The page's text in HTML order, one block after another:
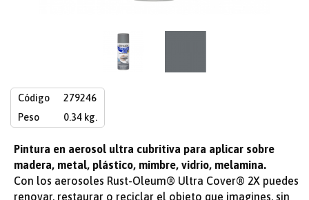
Código
279246
Peso
0.34 kg.
Pintura en aerosol ultra cubritiva para aplicar sobre
madera, metal, plástico, mimbre, vidrio, melamina.
Con los aerosoles Rust-Oleum® Ultra Cover® 2X puedes
renovar, restaurar o reciclar el objeto que imagines, sin